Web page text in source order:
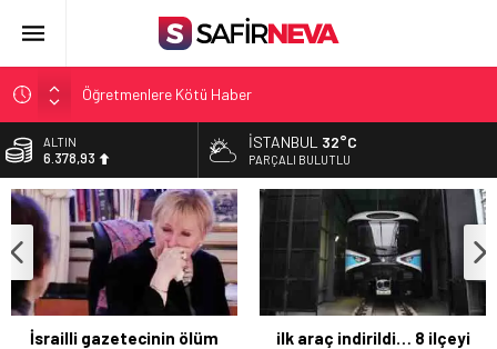
Öğretmenlere Kötü Haber
FETÖ’nün kritik ismi tutuklandı
Son dakika… İstanbul’da trafik felç
Yunanistan Başbakanı Çipras Türkiye’ye gelecek
Açlık Sınırı Açıklandı
ALTIN
6.378,93
BİST
13.726,39
DOLAR
47,5774
İSTANBUL 32°C
PARÇALI BULUTLU
İsrailli gazetecinin ölüm
ilk araç indirildi… 8 ilçeyi